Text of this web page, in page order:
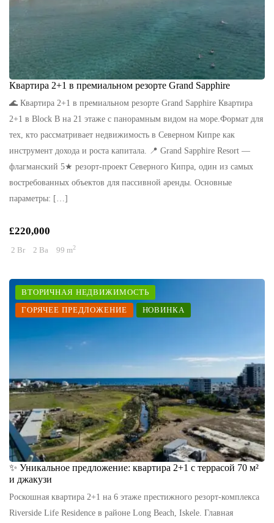
Квартира 2+1 в премиальном резорте Grand Sapphire
🌊 Квартира 2+1 в премиальном резорте Grand Sapphire Квартира
2+1 в Block B на 21 этаже с панорамным видом на море.Формат для
тех, кто рассматривает недвижимость в Северном Кипре как
инструмент дохода и роста капитала. 📍 Grand Sapphire Resort —
флагманский 5★ резорт-проект Северного Кипра, один из самых
востребованных объектов для пассивной аренды. Основные
параметры: […]
£220,000
2 Br 2 Ba 99 m2
ВТОРИЧНАЯ НЕДВИЖИМОСТЬ
ГОРЯЧЕЕ ПРЕДЛОЖЕНИЕ
НОВИНКА
✨ Уникальное предложение: квартира 2+1 с террасой 70 м²
и джакузи
Роскошная квартира 2+1 на 6 этаже престижного резорт-комплекса
Riverside Life Residence в районе Long Beach, Iskele. Главная